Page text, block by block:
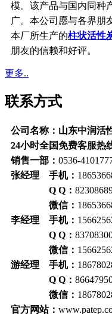
模。该产品与国内同种
广。本公司愿与各界朋
本厂所生产的柱状活性
朋友的信赖和好评。
更多..
联系方式
公司名称：山东中润活
24小时全国免费客服热
销售一部： 0536-
张经理 手机：
Q Q：
微信：
李经理 手机：
Q Q：
微信：
游经理 手机：
Q Q：
微信：
官方网站：